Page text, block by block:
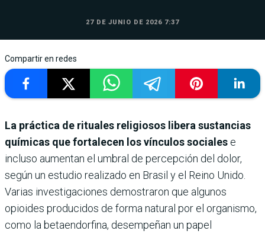
27 DE JUNIO DE 2026 7:37
Compartir en redes
La práctica de rituales religiosos libera sustancias
químicas que fortalecen los vínculos sociales e
incluso aumentan el umbral de percepción del dolor,
según un estudio realizado en Brasil y el Reino Unido.
Varias investigaciones demostraron que algunos
opioides producidos de forma natural por el organismo,
como la betaendorfina, desempeñan un papel